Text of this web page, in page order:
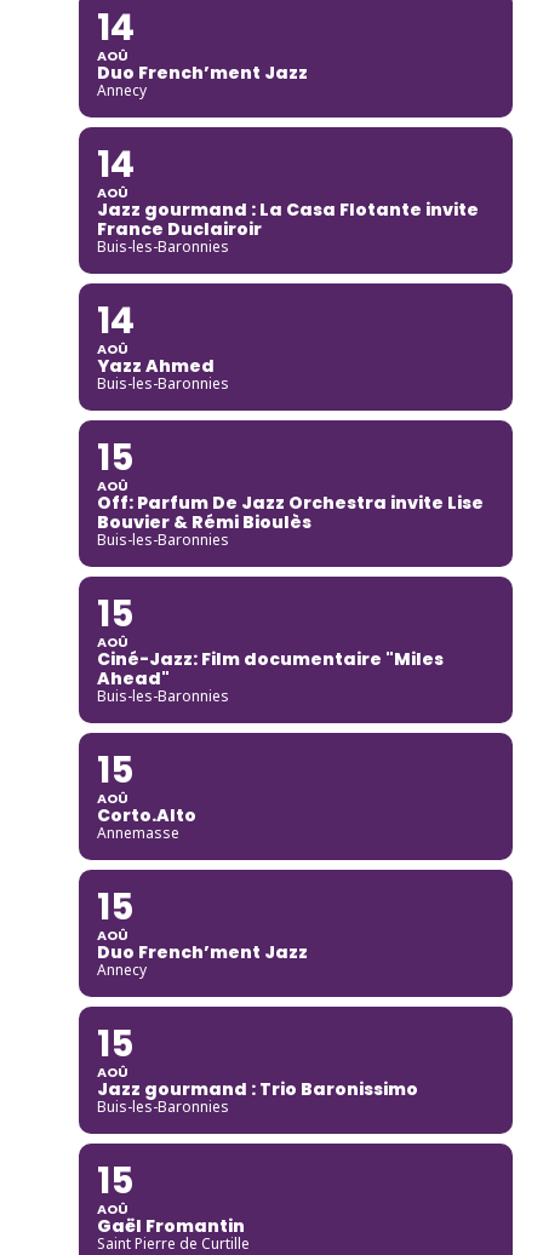
14
AOÛ
Duo French’ment Jazz
Annecy
14
AOÛ
Jazz gourmand : La Casa Flotante invite
France Duclairoir
Buis-les-Baronnies
14
AOÛ
Yazz Ahmed
Buis-les-Baronnies
15
AOÛ
Off: Parfum De Jazz Orchestra invite Lise
Bouvier & Rémi Bioulès
Buis-les-Baronnies
15
AOÛ
Ciné-Jazz: Film documentaire "Miles
Ahead"
Buis-les-Baronnies
15
AOÛ
Corto.Alto
Annemasse
15
AOÛ
Duo French’ment Jazz
Annecy
15
AOÛ
Jazz gourmand : Trio Baronissimo
Buis-les-Baronnies
15
AOÛ
Gaël Fromantin
Saint Pierre de Curtille